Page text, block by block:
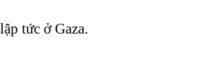
tức ở Gaza.